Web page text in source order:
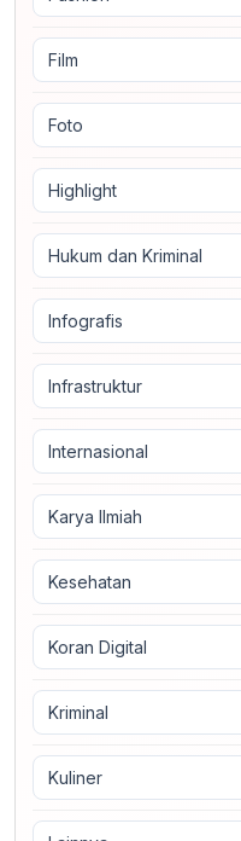
Film
Foto
Highlight
Hukum dan Kriminal
Infografis
Infrastruktur
Internasional
Karya Ilmiah
Kesehatan
Koran Digital
Kriminal
Kuliner